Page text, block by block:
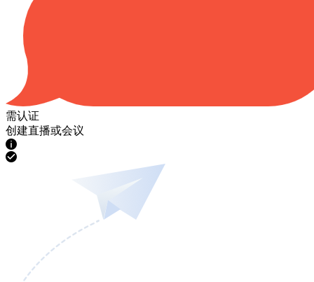
需认证
创建直播或会议